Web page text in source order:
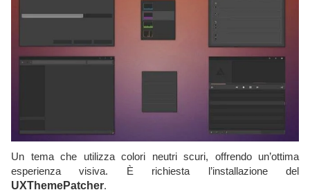
Un tema che utilizza colori neutri scuri, offrendo un’ottima
esperienza visiva. È richiesta l’installazione del
UXThemePatcher.